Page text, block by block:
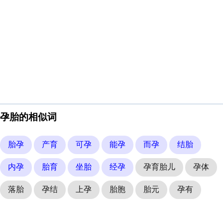
孕胎的相似词
胎孕 产育 可孕 能孕 而孕 结胎
内孕 胎育 坐胎 经孕 孕育胎儿 孕体
落胎 孕结 上孕 胎胞 胎元 孕有